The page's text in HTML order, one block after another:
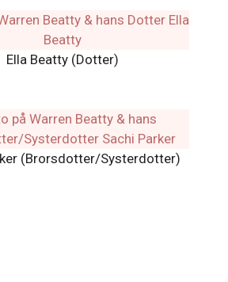
Ella Beatty (Dotter)
(Brorsdotter/Systerdotter)